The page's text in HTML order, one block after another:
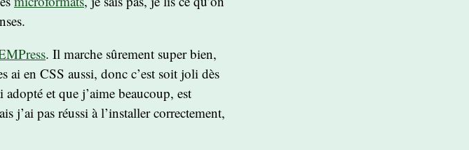
. Il marche sûrement super bien,
ai en CSS aussi, donc c’est soit joli dès
et que j’aime beaucoup, est
j’ai pas réussi à l’installer correctement,